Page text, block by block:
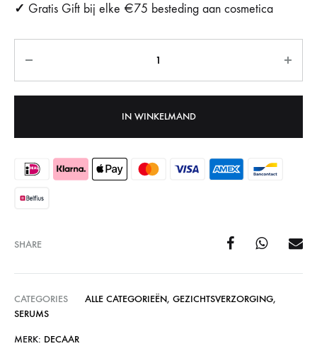
✓ Gratis Gift bij elke €75 besteding aan cosmetica
IN WINKELMAND
SHARE
CATEGORIES ALLE CATEGORIEËN, GEZICHTSVERZORGING,
SERUMS
MERK: DECAAR